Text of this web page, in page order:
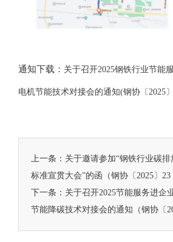
通知下载： 关于召开2025钢铁行业节能
电机节能技术对接会的通知(钢协〔2025
上一条： 关于邀请参加“钢铁行业碳
标准宣贯大会”的函（钢协〔2025〕23
下一条： 关于召开2025节能服务进企
节能降碳技术对接会的通知（钢协〔